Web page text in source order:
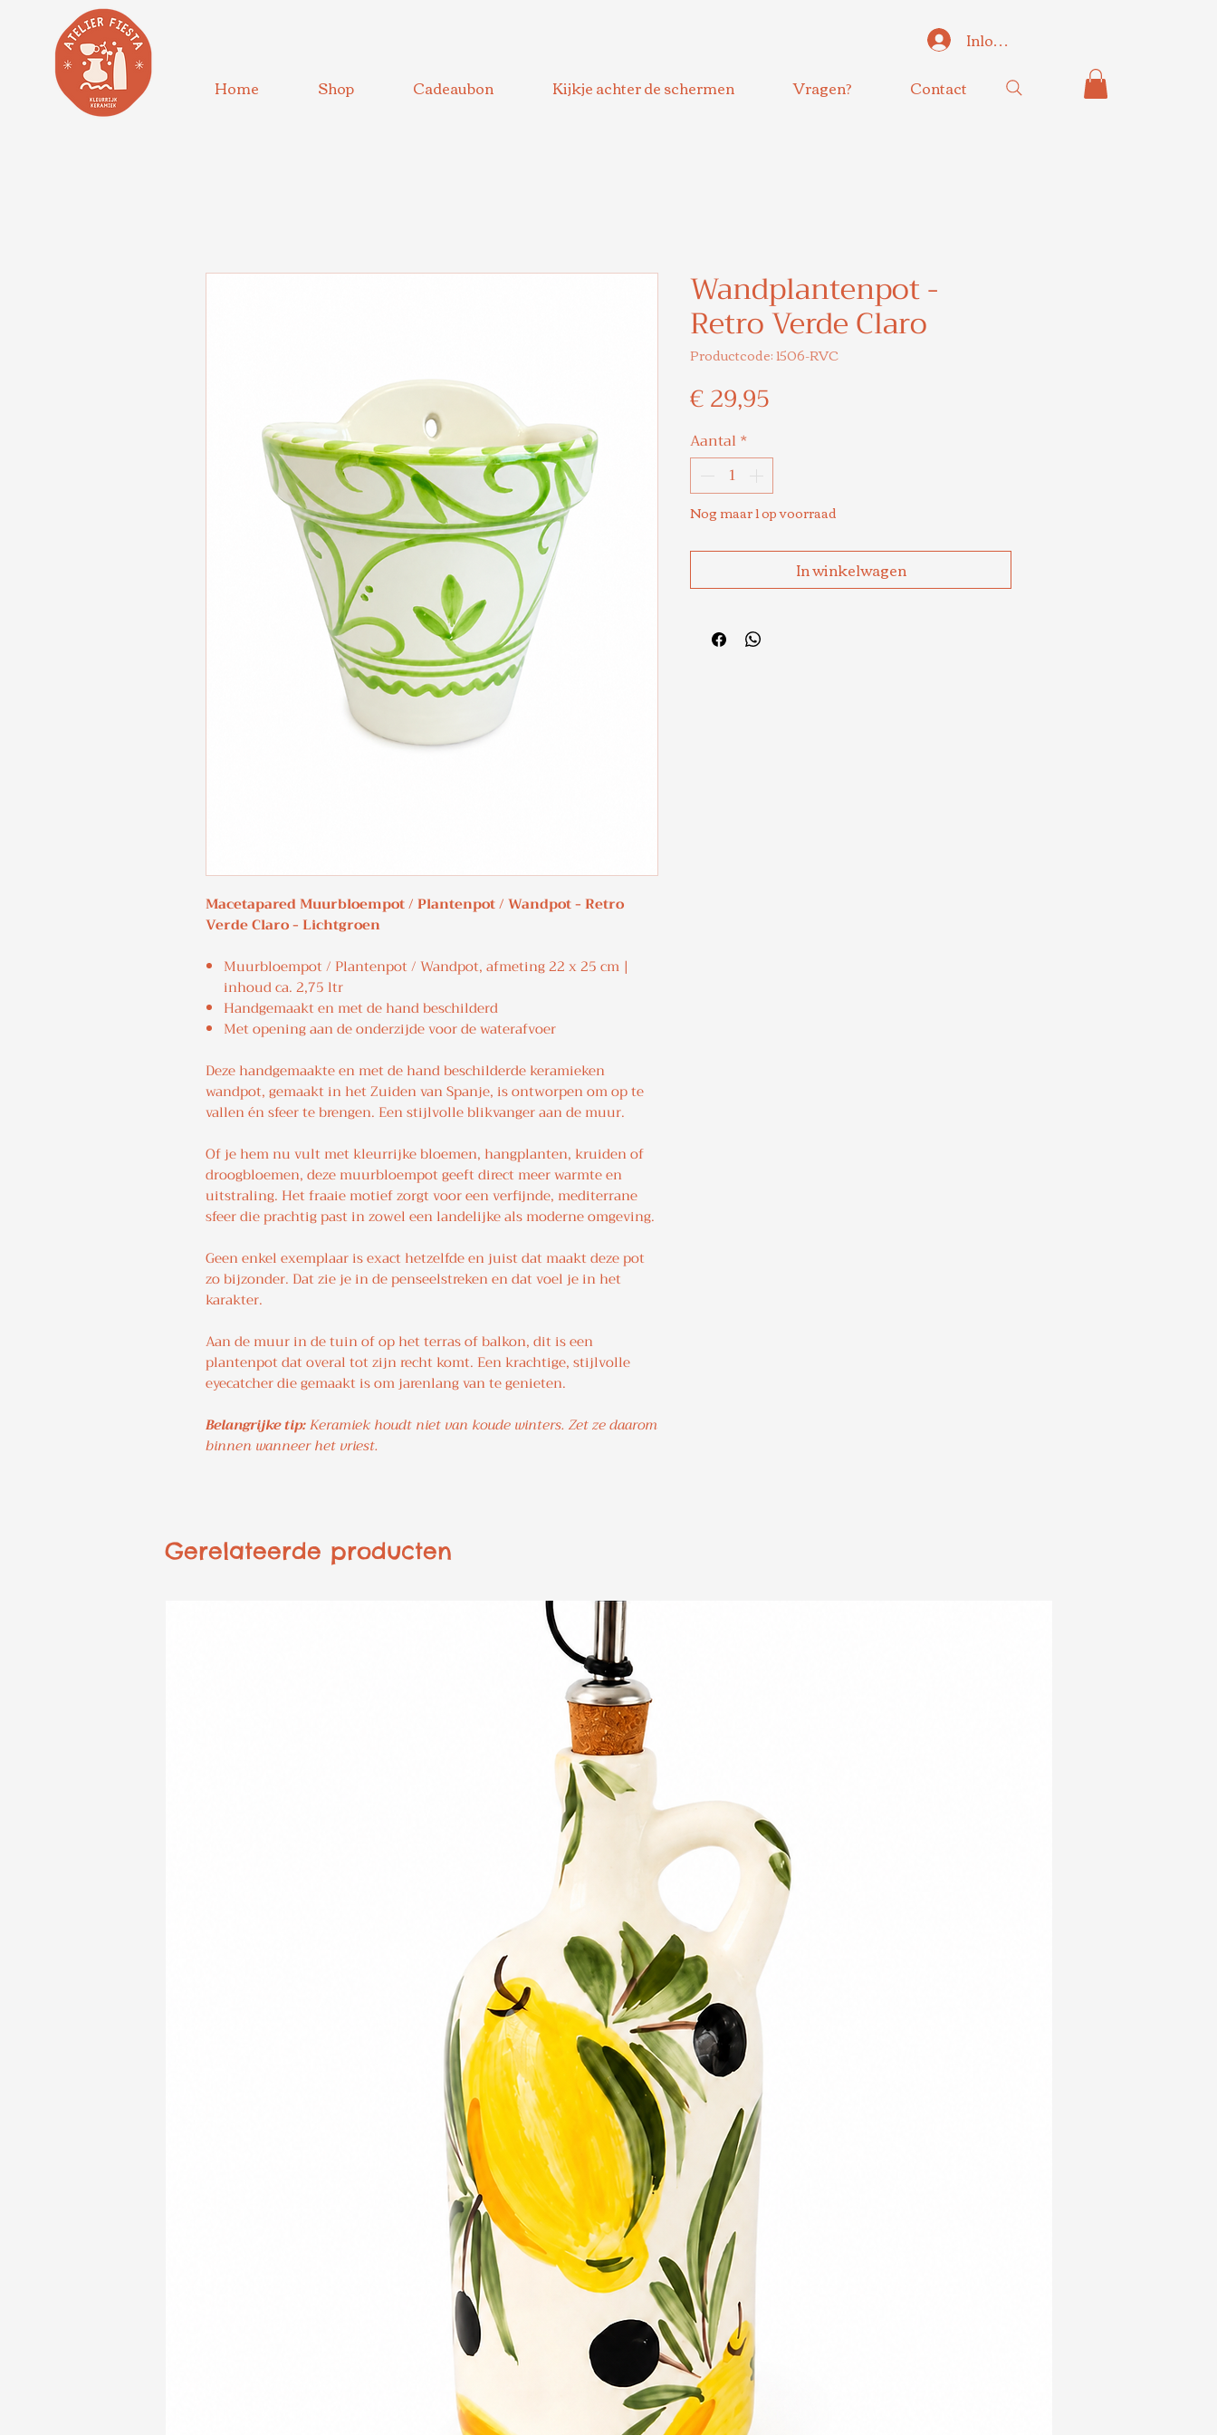
Inloggen
Home
Shop Cadeaubon Kijkje achter de schermen Vragen? Contact
Macetapared Muurbloempot / Plantenpot / Wandpot - Retro
Verde Claro - Lichtgroen
Muurbloempot / Plantenpot / Wandpot, afmeting 22 x 25 cm |
inhoud ca. 2,75 ltr
Handgemaakt en met de hand beschilderd
Met opening aan de onderzijde voor de waterafvoer
Deze handgemaakte en met de hand beschilderde keramieken
wandpot, gemaakt in het Zuiden van Spanje, is ontworpen om op te
vallen én sfeer te brengen. Een stijlvolle blikvanger aan de muur.
Of je hem nu vult met kleurrijke bloemen, hangplanten, kruiden of
droogbloemen, deze muurbloempot geeft direct meer warmte en
uitstraling. Het fraaie motief zorgt voor een verfijnde, mediterrane
sfeer die prachtig past in zowel een landelijke als moderne omgeving.
Geen enkel exemplaar is exact hetzelfde en juist dat maakt deze pot
zo bijzonder. Dat zie je in de penseelstreken en dat voel je in het
karakter.
Aan de muur in de tuin of op het terras of balkon, dit is een
plantenpot dat overal tot zijn recht komt. Een krachtige, stijlvolle
eyecatcher die gemaakt is om jarenlang van te genieten.
Belangrijke tip:Keramiek houdt niet van koude winters. Zet ze daarom
binnen wanneer het vriest.
Wandplantenpot -
Retro Verde Claro
Productcode: 1506-RVC
€ 29,95
Aantal *
Nog maar 1 op voorraad
In winkelwagen
Gerelateerde producten